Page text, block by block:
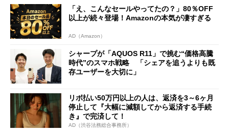
「え、こんなセールやってたの？」80％OFF
以上が続々登場！Amazonの本気が凄すぎる
AD（Amazon）
シャープが「AQUOS R11」で挑む“価格高騰
時代”のスマホ戦略 「シェアを追うよりも既
存ユーザーを大切に」
リボ払い50万円以上の人は、返済を3～6ヶ月
停止して『大幅に減額してから返済する手続
き』で完済して！
AD（渋谷法務総合事務所）